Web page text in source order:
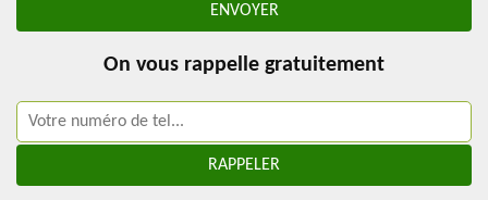
On vous rappelle gratuitement